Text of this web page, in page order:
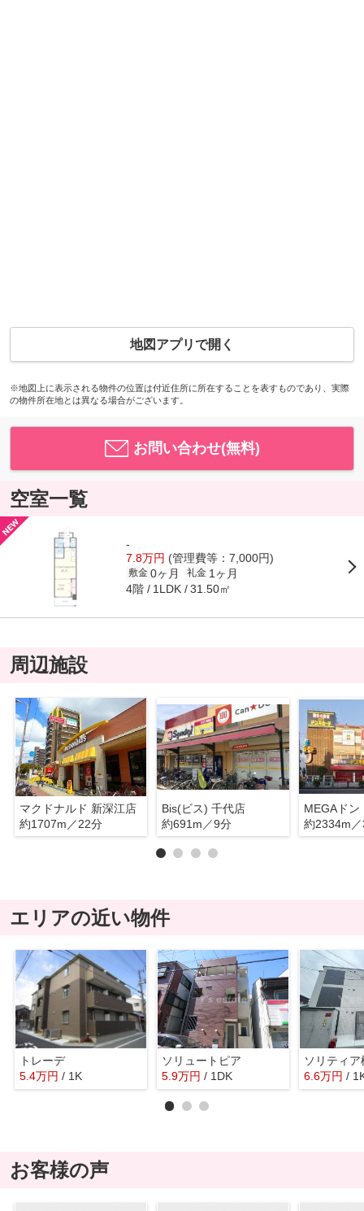
地図アプリで開く
※地図上に表示される物件の位置は付近住所に所在することを表すものであり、実際
の物件所在地とは異なる場合がございます。
お問い合わせ(無料)
空室一覧
-
7.8万円 (管理費等：7,000円)
敷金 0ヶ月 礼金 1ヶ月
4階 1LDK 31.50㎡
周辺施設
マクドナルド 新深江店
約1707m／22分
Bis(ビス) 千代店
約691m／9分
約2334m
エリアの近い物件
トレーデ
5.4万円 / 1K
ソリュートピア
5.9万円 / 1DK
ソリティア
6.6万円 /
お客様の声